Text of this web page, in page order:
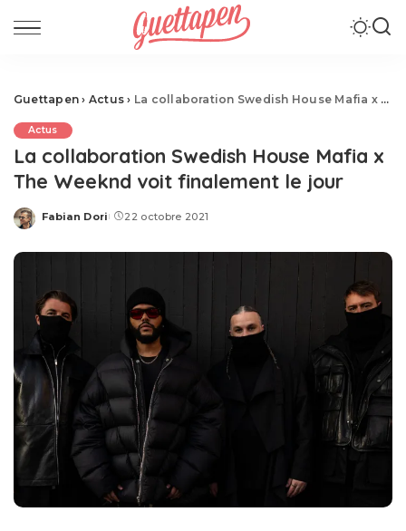
Guettapen › Actus › La collaboration Swedish House Mafia x The Weeknd voit finalement le jour
Actus
La collaboration Swedish House Mafia x
The Weeknd voit finalement le jour
Posted
Fabian Dori 22 octobre 2021